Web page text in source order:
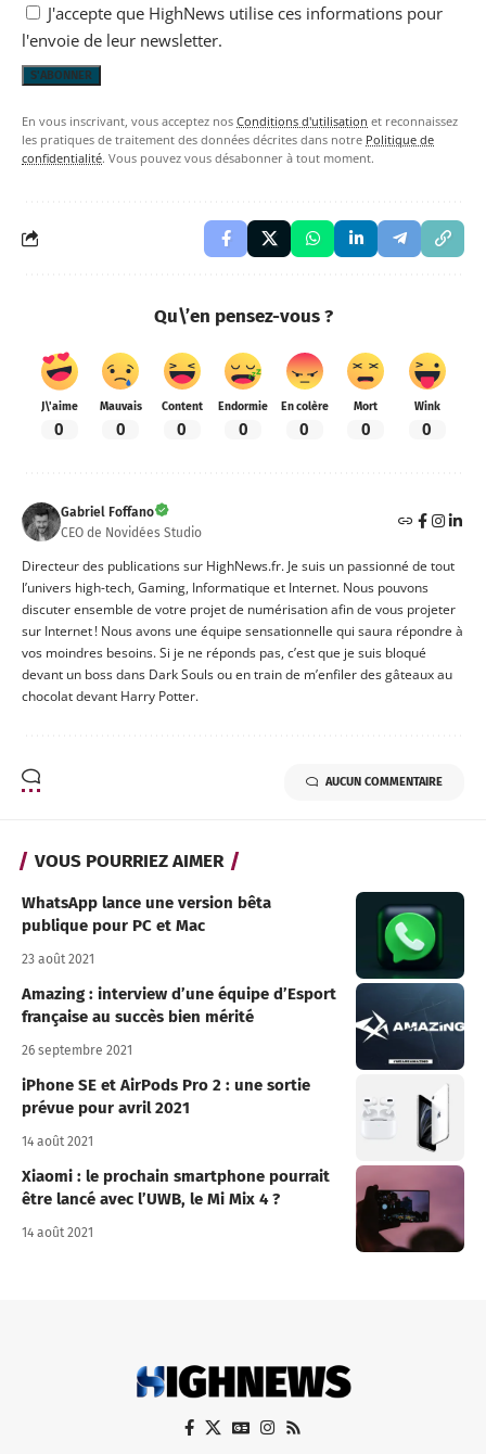
J'accepte que HighNews utilise ces informations pour
l'envoie de leur newsletter.
En vous inscrivant, vous acceptez nos Conditions d'utilisation et reconnaissez
les pratiques de traitement des données décrites dans notre Politique de
confidentialité. Vous pouvez vous désabonner à tout moment.
Qu\’en pensez-vous ?
J\'aime
0
Mauvais
0
Content
0
Endormie
0
En colère
0
Mort
0
Wink
0
Gabriel Foffano
CEO de Novidées Studio
Directeur des publications sur HighNews.fr. Je suis un passionné de tout
l’univers high-tech, Gaming, Informatique et Internet. Nous pouvons
discuter ensemble de votre projet de numérisation afin de vous projeter
sur Internet ! Nous avons une équipe sensationnelle qui saura répondre à
vos moindres besoins. Si je ne réponds pas, c’est que je suis bloqué
devant un boss dans Dark Souls ou en train de m’enfiler des gâteaux au
chocolat devant Harry Potter.
AUCUN COMMENTAIRE
VOUS POURRIEZ AIMER
WhatsApp lance une version bêta
publique pour PC et Mac
23 août 2021
Amazing : interview d’une équipe d’Esport
française au succès bien mérité
26 septembre 2021
iPhone SE et AirPods Pro 2 : une sortie
prévue pour avril 2021
14 août 2021
Xiaomi : le prochain smartphone pourrait
être lancé avec l’UWB, le Mi Mix 4 ?
14 août 2021